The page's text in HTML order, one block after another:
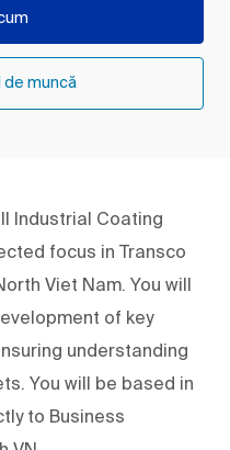
de muncă
Industrial Coating
focus in Transco
Viet Nam. You will
of key
understanding
You will be based in
to Business